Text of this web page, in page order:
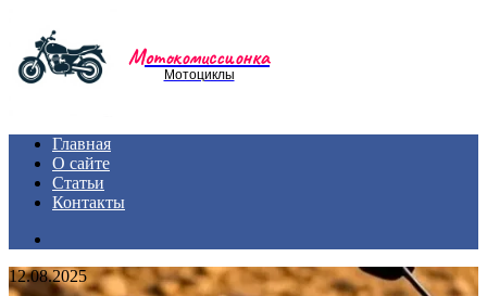
Мотокомиссионка
Мотоциклы
Главная
О сайте
Статьи
Контакты
12.08.2025